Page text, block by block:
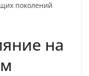
поколений
на